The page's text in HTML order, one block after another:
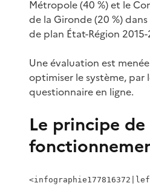
Métropole (40 %) et le
de la Gironde (20 %)
de plan État-Région
Une évaluation est
optimiser le système, par
questionnaire en ligne.
Le principe de